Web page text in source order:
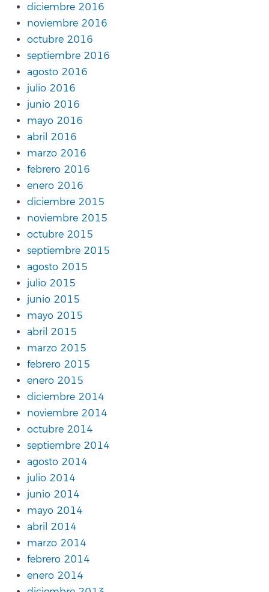
diciembre 2016
noviembre 2016
octubre 2016
septiembre 2016
agosto 2016
julio 2016
junio 2016
mayo 2016
abril 2016
marzo 2016
febrero 2016
enero 2016
diciembre 2015
noviembre 2015
octubre 2015
septiembre 2015
agosto 2015
julio 2015
junio 2015
mayo 2015
abril 2015
marzo 2015
febrero 2015
enero 2015
diciembre 2014
noviembre 2014
octubre 2014
septiembre 2014
agosto 2014
julio 2014
junio 2014
mayo 2014
abril 2014
marzo 2014
febrero 2014
enero 2014